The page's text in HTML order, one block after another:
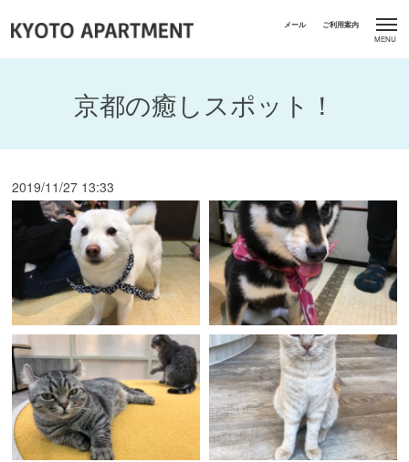
京都の癒しスポット！
2019/11/27 13:33